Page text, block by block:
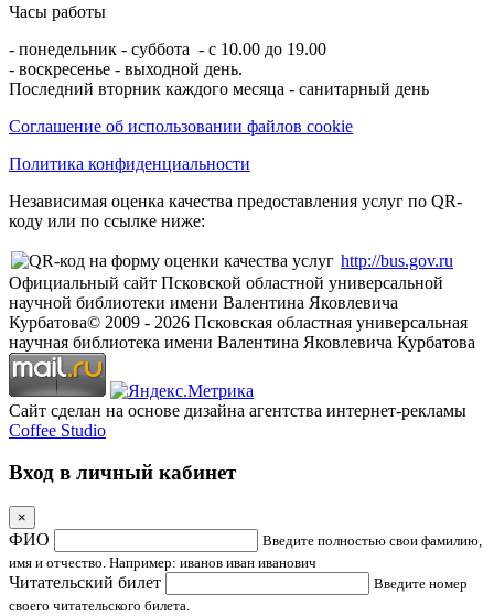
Часы работы
- понедельник - суббота - с 10.00 до 19.00
- воскресенье - выходной день.
Последний вторник каждого месяца - санитарный день
Соглашение об использовании файлов cookie
Политика конфиденциальности
Независимая оценка качества предоставления услуг по QR-
коду или по ссылке ниже:
http://bus.gov.ru
Официальный сайт Псковской областной универсальной
научной библиотеки имени Валентина Яковлевича
Курбатова© 2009 - 2026 Псковская областная универсальная
научная библиотека имени Валентина Яковлевича Курбатова
Сайт сделан на основе дизайна агентства интернет-рекламы
Coffee Studio
Вход в личный кабинет
×
ФИО
Введите полностью свои фамилию,
имя и отчество. Например: иванов иван иванович
Читательский билет
Введите номер
своего читательского билета.